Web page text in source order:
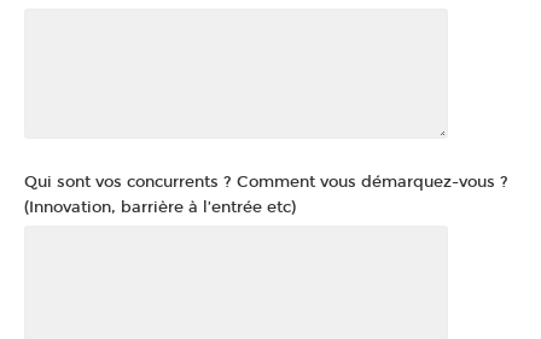
Qui sont vos concurrents ? Comment vous démarquez-vous ?
(Innovation, barrière à l’entrée etc)